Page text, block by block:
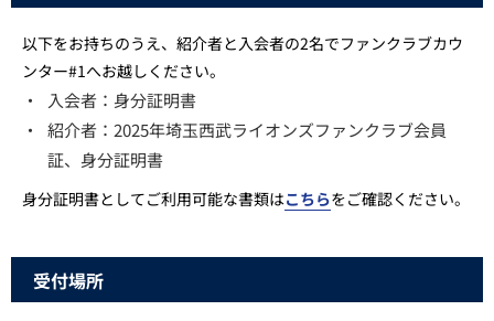
以下をお持ちのうえ、紹介者と入会者の2名でファンクラブカウ
ンター#1へお越しください。
・
入会者：身分証明書
・
紹介者：2025年埼玉西武ライオンズファンクラブ会員
証、身分証明書
身分証明書としてご利用可能な書類はこちらをご確認ください。
受付場所